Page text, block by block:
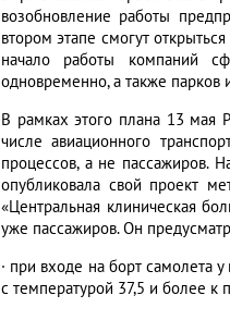
возобновление работы
втором этапе смогут
начало работы компаний
одновременно, а также парков
В рамках этого плана 13 мая
числе авиационного
процессов, а не пассажиров.
опубликовала свой проект
«Центральная клиническая
уже пассажиров. Он
· при входе на борт самолета
с температурой 37,5 и более к